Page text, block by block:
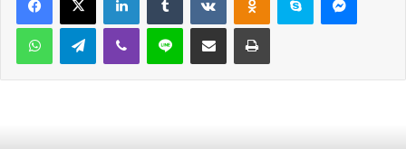
WhatsAppTelegramViber Line Поделиться через электронную почту Печатать